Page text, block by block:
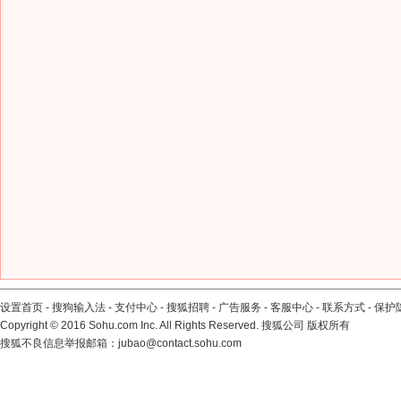
设置首页 - 搜狗输入法 - 支付中心 - 搜狐招聘 - 广告服务 - 客服中心 - 联系方式 - 保护
Copyright© 2016 Sohu.com Inc. All Rights Reserved. 搜狐公司 版权所有
搜狐不良信息举报邮箱： jubao@contact.sohu.com